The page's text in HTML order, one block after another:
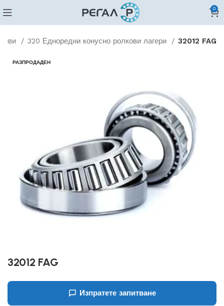
0
320 Едноредни конусно ролкови лагери 32012 FAG
РАЗПРОДАДЕН
32012 FAG
Изпратете запитване